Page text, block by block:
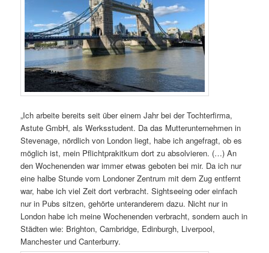
„Ich arbeite bereits seit über einem Jahr bei der Tochterfirma,
Astute GmbH, als Werksstudent. Da das Mutterunternehmen in
Stevenage, nördlich von London liegt, habe ich angefragt, ob es
möglich ist, mein Pflichtprakitkum dort zu absolvieren. (…) An
den Wochenenden war immer etwas geboten bei mir. Da ich nur
eine halbe Stunde vom Londoner Zentrum mit dem Zug entfernt
war, habe ich viel Zeit dort verbracht. Sightseeing oder einfach
nur in Pubs sitzen, gehörte unteranderem dazu. Nicht nur in
London habe ich meine Wochenenden verbracht, sondern auch in
Städten wie: Brighton, Cambridge, Edinburgh, Liverpool,
Manchester und Canterburry.